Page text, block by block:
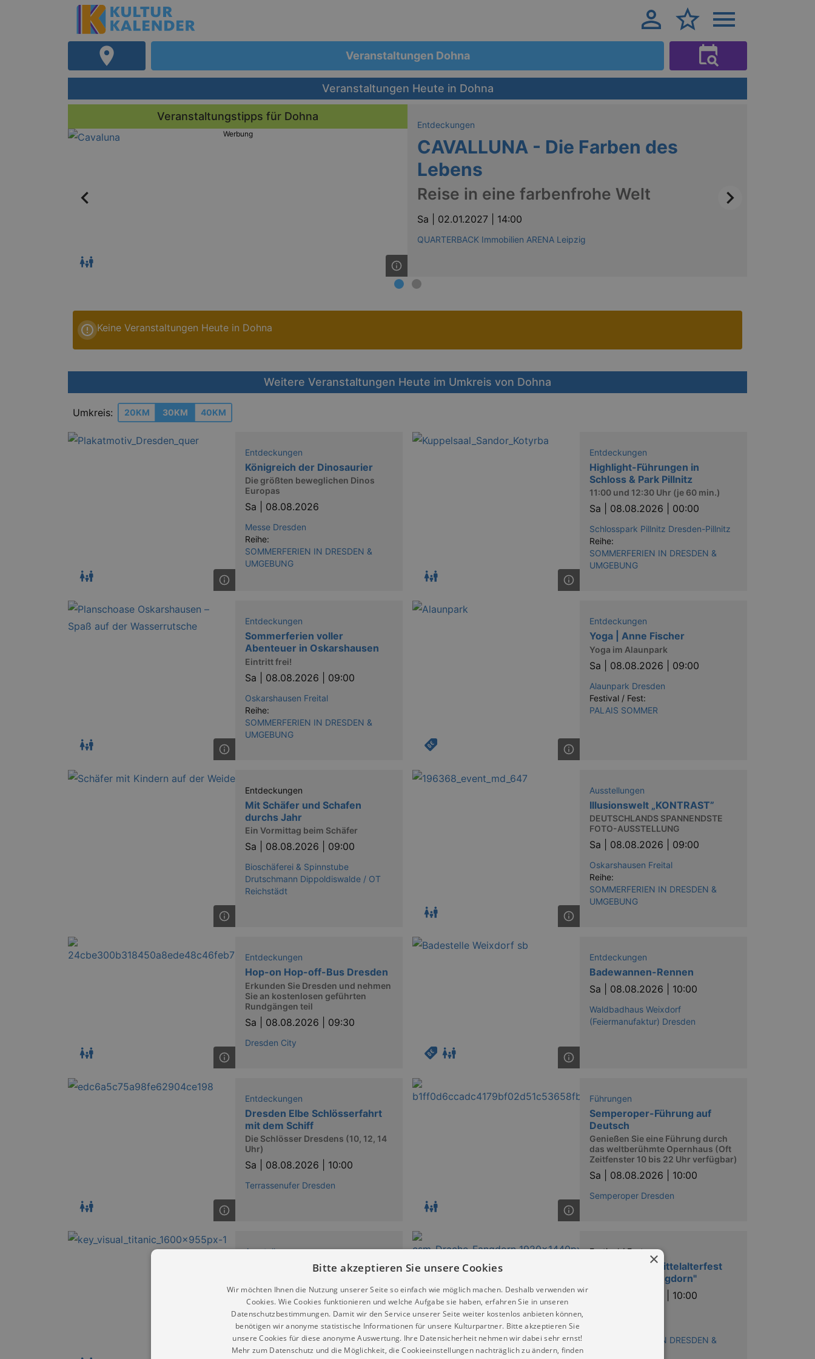
Veranstaltungen Dohna
Veranstaltungen Heute in Dohna
Veranstaltungstipps für Dohna
Werbung
Entdeckungen
CAVALLUNA - Die Farben des
Lebens
Reise in eine farbenfrohe Welt
Sa | 02.01.2027 | 14:00
QUARTERBACK Immobilien ARENA Leipzig
Keine Veranstaltungen Heute in Dohna
Weitere Veranstaltungen Heute im Umkreis von Dohna
Umkreis: 20KM 30KM 40KM
Entdeckungen
Königreich der Dinosaurier
Die größten beweglichen Dinos
Europas
Sa | 08.08.2026
Messe Dresden
Reihe:
SOMMERFERIEN IN DRESDEN &
UMGEBUNG
Entdeckungen
Highlight-Führungen in
Schloss & Park Pillnitz
11:00 und 12:30 Uhr (je 60 min.)
Sa | 08.08.2026 | 00:00
Schlosspark Pillnitz Dresden-Pillnitz
Reihe:
SOMMERFERIEN IN DRESDEN &
UMGEBUNG
Entdeckungen
Sommerferien voller
Abenteuer in Oskarshausen
Eintritt frei!
Sa | 08.08.2026 | 09:00
Oskarshausen Freital
Reihe:
SOMMERFERIEN IN DRESDEN &
UMGEBUNG
Entdeckungen
Yoga | Anne Fischer
Yoga im Alaunpark
Sa | 08.08.2026 | 09:00
Alaunpark Dresden
Festival / Fest:
PALAIS SOMMER
Entdeckungen
Mit Schäfer und Schafen
durchs Jahr
Ein Vormittag beim Schäfer
Sa | 08.08.2026 | 09:00
Bioschäferei & Spinnstube
Drutschmann Dippoldiswalde / OT
Reichstädt
Ausstellungen
Illusionswelt „KONTRAST”
DEUTSCHLANDS SPANNENDSTE
FOTO-AUSSTELLUNG
Sa | 08.08.2026 | 09:00
Oskarshausen Freital
Reihe:
SOMMERFERIEN IN DRESDEN &
UMGEBUNG
Entdeckungen
Hop-on Hop-off-Bus Dresden
Erkunden Sie Dresden und nehmen
Sie an kostenlosen geführten
Rundgängen teil
Sa | 08.08.2026 | 09:30
Dresden City
Entdeckungen
Badewannen-Rennen
Sa | 08.08.2026 | 10:00
Waldbadhaus Weixdorf
(Feiermanufaktur) Dresden
Entdeckungen
Dresden Elbe Schlösserfahrt
mit dem Schiff
Die Schlösser Dresdens (10, 12, 14
Uhr)
Sa | 08.08.2026 | 10:00
Terrassenufer Dresden
Führungen
Semperoper-Führung auf
Deutsch
Genießen Sie eine Führung durch
das weltberühmte Opernhaus (Oft
Zeitfenster 10 bis 22 Uhr verfügbar)
Sa | 08.08.2026 | 10:00
Semperoper Dresden
Ausstellungen
Sa |08.08.2026 | 10:00
Ostrapark Dresden
Festival / Fest
Fantasy- und Mittelalterfest
mit Drache "Fangdorn"
08.08.2026 | 10:00
SOMMERFERIEN IN DRESDEN &
×
Bitte akzeptieren Sie unsere Cookies
Wir möchten Ihnen die Nutzung unserer Seite so einfach wie möglich machen. Deshalb verwenden wir
Cookies. Wie Cookies funktionieren und welche Aufgabe sie haben, erfahren Sie in unseren
Datenschutzbestimmungen. Damit wir den Service unserer Seite weiter kostenlos anbieten können,
benötigen wir anonyme statistische Informationen für unsere Kulturpartner. Bitte akzeptieren Sie
unsere Cookies für diese anonyme Auswertung. Ihre Datensicherheit nehmen wir dabei sehr ernst!
Mehr zum Datenschutz und die Möglichkeit, die Cookieeinstellungen nachträglich zu ändern, finden